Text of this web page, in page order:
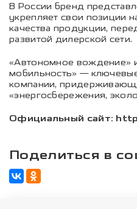
В России бренд
укрепляет свои позиции
качества продукции,
развитой дилерской сети.
«Автономное вождение»
мобильность» —
компании,
«энергосбережения,
Официальный сайт:
Поделиться в